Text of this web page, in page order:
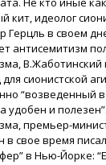
кит, идеолог
Герцль в своем
антисемитизм
В.Жаботинский
сионистской
“возведенный
удобен и
премьер-
в свое время
в Нью-Йорке: